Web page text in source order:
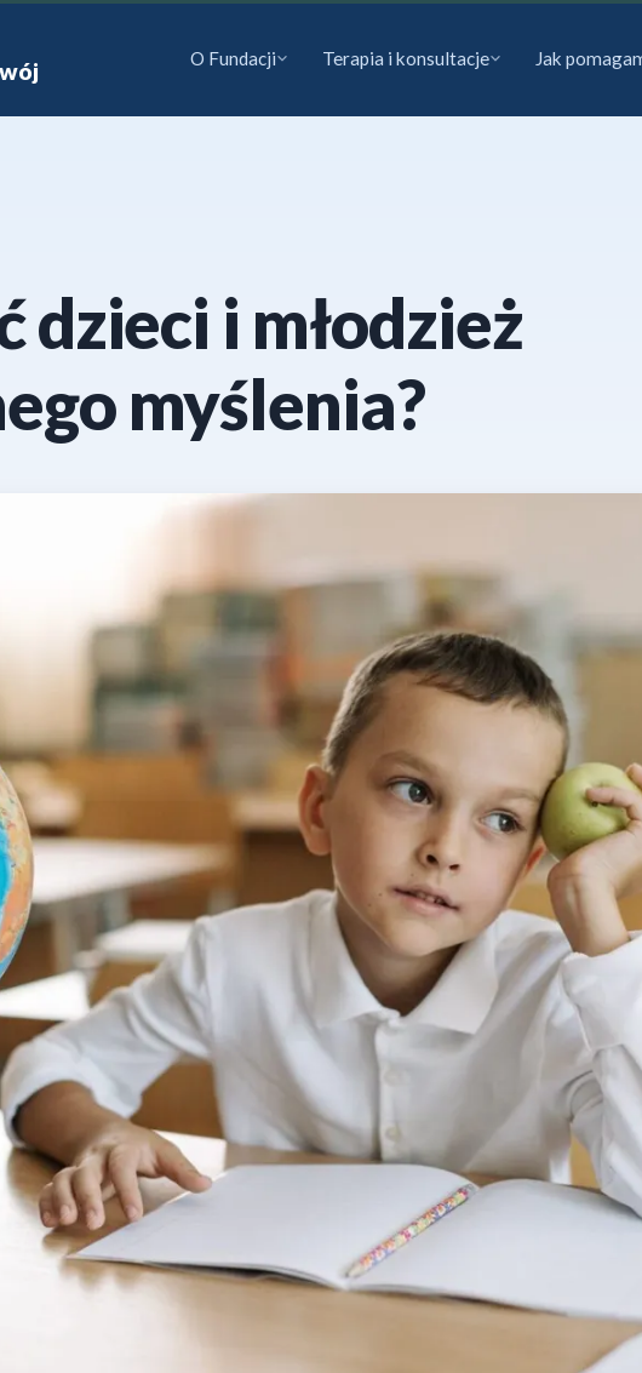
O Fundacji Terapia i konsultacje Jak
dzieci i młodzież
myślenia?